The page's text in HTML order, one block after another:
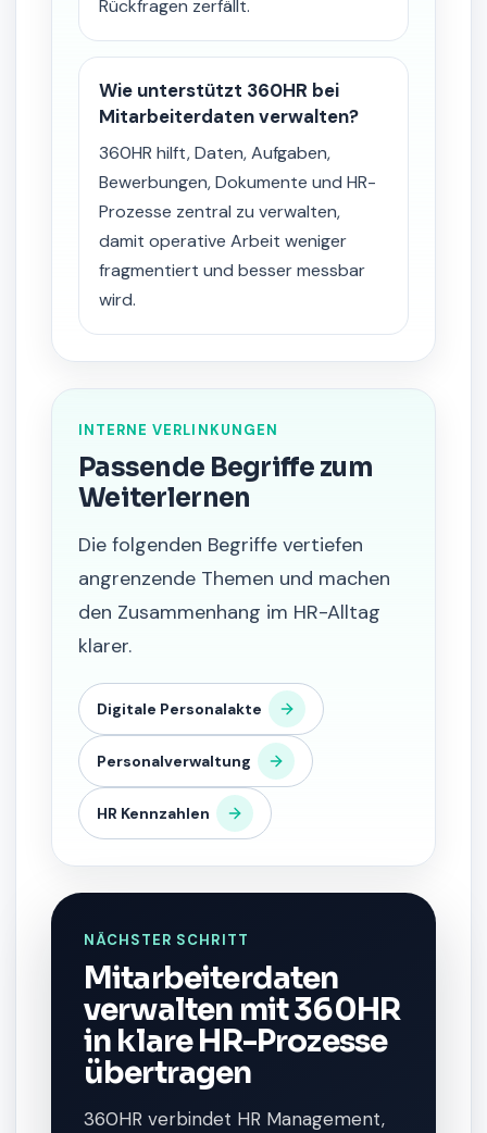
Rückfragen zerfällt.
Wie unterstützt 360HR bei
Mitarbeiterdaten verwalten?
360HR hilft, Daten, Aufgaben,
Bewerbungen, Dokumente und HR-
Prozesse zentral zu verwalten,
damit operative Arbeit weniger
fragmentiert und besser messbar
wird.
INTERNE VERLINKUNGEN
Passende Begriffe zum
Weiterlernen
Die folgenden Begriffe vertiefen
angrenzende Themen und machen
den Zusammenhang im HR-Alltag
klarer.
Digitale Personalakte
Personalverwaltung
HR Kennzahlen
NÄCHSTER SCHRITT
Mitarbeiterdaten
verwalten mit 360HR
in klare HR-Prozesse
übertragen
360HR verbindet HR Management,